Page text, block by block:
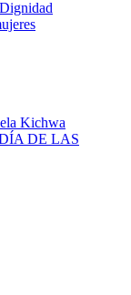
Kichwa
DE LAS